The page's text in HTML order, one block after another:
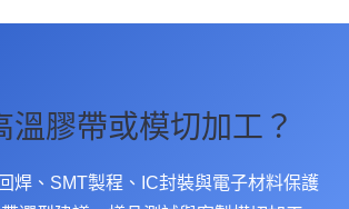
溫膠帶或模切加工？
焊、SMT製程、IC封裝與電子材料保護